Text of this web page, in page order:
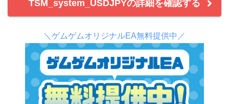
TSM_system_USDJPYの詳細を確認する
＼ゲムゲムオリジナルEA無料提供中／